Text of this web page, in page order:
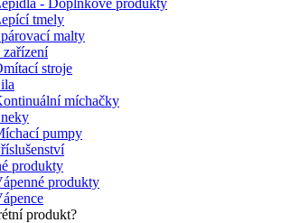
tmely
malty
zařízení
stroje
míchačky
pumpy
produkty
produkty
produkt?